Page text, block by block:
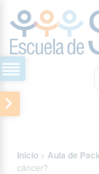
Inicio > Aula de
cáncer?